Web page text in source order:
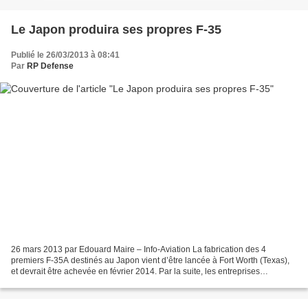
Le Japon produira ses propres F-35
Publié le 26/03/2013 à 08:41
Par RP Defense
26 mars 2013 par Edouard Maire – Info-Aviation La fabrication des 4
premiers F-35A destinés au Japon vient d’être lancée à Fort Worth (Texas),
et devrait être achevée en février 2014. Par la suite, les entreprises